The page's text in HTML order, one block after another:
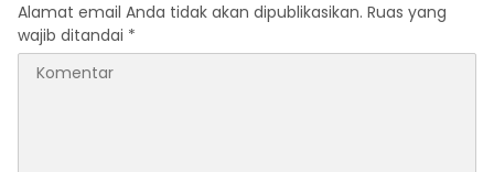
Alamat email Anda tidak akan dipublikasikan. Ruas yang
wajib ditandai *